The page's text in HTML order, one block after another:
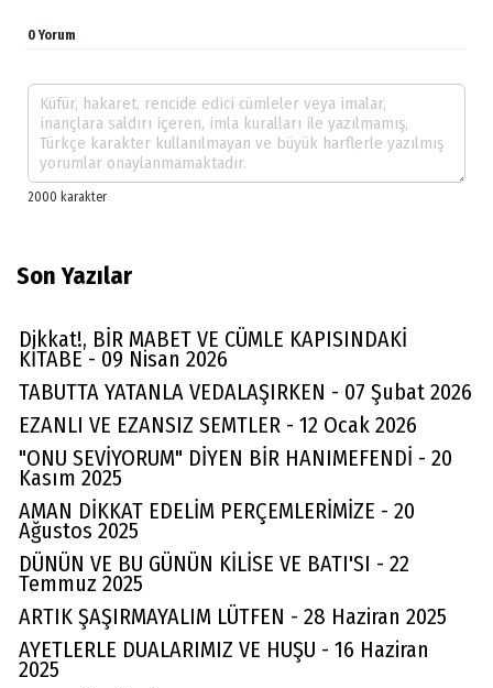
0 Yorum
Son Yazılar
Dikkat!, BİR MABET VE CÜMLE KAPISINDAKİ
KİTABE - 09 Nisan 2026
TABUTTA YATANLA VEDALAŞIRKEN - 07 Şubat 2026
EZANLI VE EZANSIZ SEMTLER - 12 Ocak 2026
"ONU SEVİYORUM" DİYEN BİR HANIMEFENDİ - 20
Kasım 2025
AMAN DİKKAT EDELİM PERÇEMLERİMİZE - 20
Ağustos 2025
DÜNÜN VE BU GÜNÜN KİLİSE VE BATI'SI - 22
Temmuz 2025
ARTIK ŞAŞIRMAYALIM LÜTFEN - 28 Haziran 2025
AYETLERLE DUALARIMIZ VE HUŞU - 16 Haziran
2025